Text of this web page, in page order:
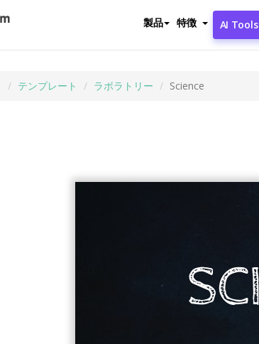
製品 特徴 AI Tools
テンプレート ラボラトリー Science